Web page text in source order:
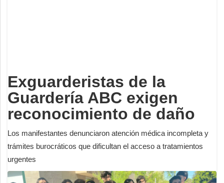
Exguarderistas de la
Guardería ABC exigen
reconocimiento de daño
Los manifestantes denunciaron atención médica incompleta y
trámites burocráticos que dificultan el acceso a tratamientos
urgentes